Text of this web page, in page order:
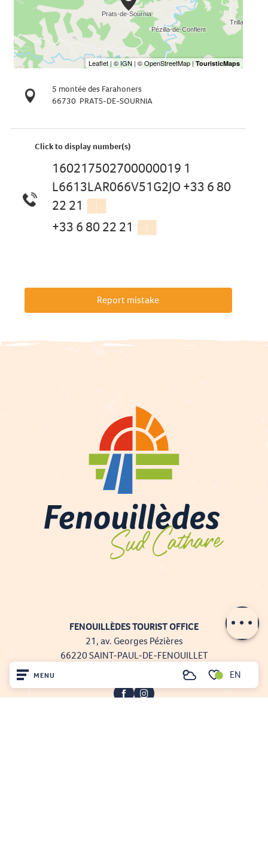
MENU
Voir les favoris
Search EN
5 montée des Farahoners
66730 PRATS-DE-SOURNIA
Click to display number(s)
160217502700000019 1
L6613LAR066V51G2JO +33 6 80
22 21 ▒▒
+33 6 80 22 21 ▒▒
Report mistake
FENOUILLÈDES TOURIST OFFICE
21, av. Georges Pézières
66220 SAINT-PAUL-DE-FENOUILLET